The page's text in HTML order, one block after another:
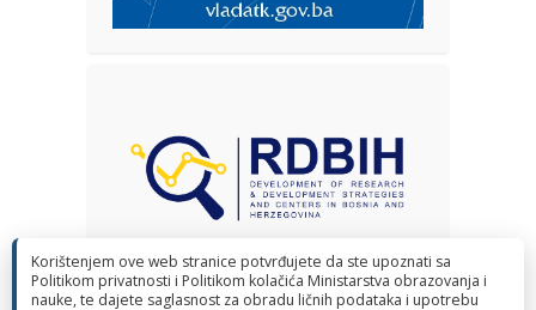
Korištenjem ove web stranice potvrđujete da ste upoznati sa
Politikom privatnosti i Politikom kolačića Ministarstva obrazovanja i
nauke, te dajete saglasnost za obradu ličnih podataka i upotrebu